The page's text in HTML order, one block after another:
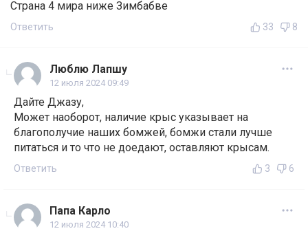
Страна 4 мира ниже Зимбабве
Ответить 33 8
Люблю Лапшу
12 июля 2024 09:49
Дайте Джазу,
Может наоборот, наличие крыс указывает на
благополучие наших бомжей, бомжи стали лучше
питаться и то что не доедают, оставляют крысам.
Ответить 3 6
Папа Карло
12 июля 2024 10:40